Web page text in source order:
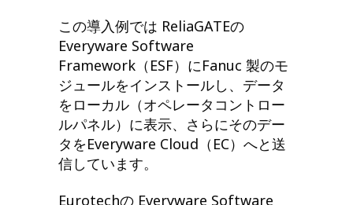
この導入例では ReliaGATEの
Everyware Software
Framework（ESF）にFanuc 製のモ
ジュールをインストールし、データ
をローカル（オペレータコントロー
ルパネル）に表示、さらにそのデー
タをEveryware Cloud（EC）へと送
信しています。
Eurotechの Everyware Software